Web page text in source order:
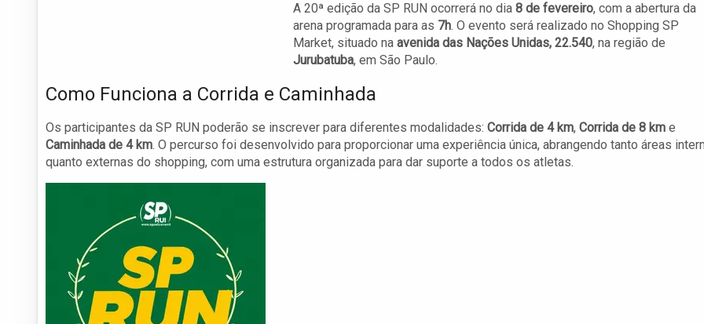
A 20ª edição da SP RUN ocorrerá no dia 8 de fevereiro, com a abertura da
arena programada para as 7h. O evento será realizado no Shopping SP
Market, situado na avenida das Nações Unidas, 22.540, na região de
Jurubatuba, em São Paulo.
Como Funciona a Corrida e Caminhada
Os participantes da SP RUN poderão se inscrever para diferentes modalidades: Corrida de 4 km, Corrida de 8 km e
Caminhada de 4 km. O percurso foi desenvolvido para proporcionar uma experiência única, abrangendo tanto áreas
quanto externas do shopping, com uma estrutura organizada para dar suporte a todos os atletas.